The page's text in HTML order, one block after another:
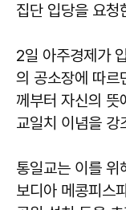
집단 입당을 요청
2일 아주경제가
의 공소장에 따
께부터 자신의 뜻
교일치 이념을 강
통일교는 이를
보디아 메콩피